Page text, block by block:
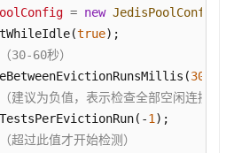
= new JedisPoolConfig
true
30-60秒）
30000
议为负值，表示检查全部空闲连接）
1
过此值才开始检测）